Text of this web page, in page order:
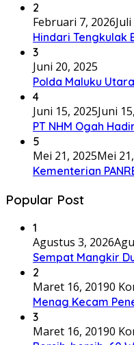
2
Februari 7, 2026
Hindari Tengkulak
3
Juni 20, 2025
Polda Maluku
4
Juni 15, 2025Juni
PT NHM Ogah
5
Mei 21, 2025Mei
Kementerian
Popular Post
1
Agustus 3, 2026
Sempat Mangkir
2
Maret 16, 20190
Menag Kecam
3
Maret 16, 20190